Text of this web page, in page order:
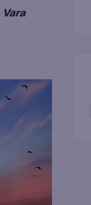
Vara